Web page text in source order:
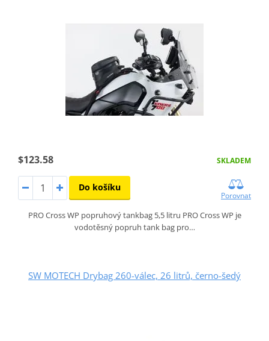
$123.58 SKLADEM
Do košíku
Porovnat
PRO Cross WP popruhový tankbag 5,5 litru PRO Cross WP je
vodotěsný popruh tank bag pro…
SW MOTECH Drybag 260-válec, 26 litrů, černo-šedý